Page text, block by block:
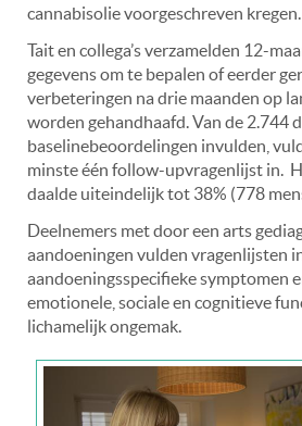
cannabisolie voorgeschreven kregen.
Tait en collega’s verzamelden 12-
gegevens om te bepalen of eerder
verbeteringen na drie maanden op
worden gehandhaafd. Van de 2.744
baselinebeoordelingen invulden,
minste één follow-upvragenlijst in.
daalde uiteindelijk tot 38% (778
Deelnemers met door een arts
aandoeningen vulden vragenlijsten
aandoeningsspecifieke symptomen
emotionele, sociale en cognitieve
lichamelijk ongemak.